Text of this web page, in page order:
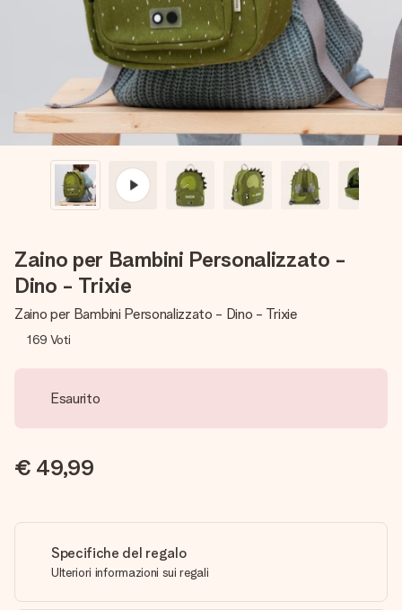
una tua foto o un messaggio che tocchi il cuore. Nessuna
complicazione, solo tanto amore per il momento perfetto.
Zaino per Bambini Personalizzato -
Dino - Trixie
Zaino per Bambini Personalizzato - Dino - Trixie
169 Voti
Esaurito
€ 49,99
Specifiche del regalo
Ulteriori informazioni sui regali